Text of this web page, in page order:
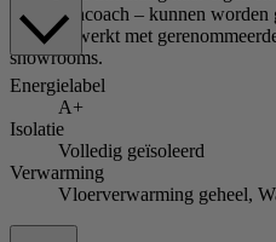
een wooncoach – kunnen
samengewerkt met
showrooms.
Energielabel
A+
Isolatie
Volledig geïsoleerd
Verwarming
Vloerverwarming geheel,